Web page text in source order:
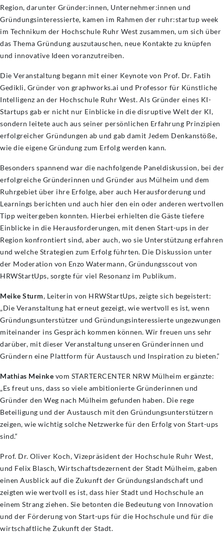
Region, darunter Gründer:innen, Unternehmer:innen und
Gründungsinteressierte, kamen im Rahmen der ruhr:startup week
im Technikum der Hochschule Ruhr West zusammen, um sich über
das Thema Gründung auszutauschen, neue Kontakte zu knüpfen
und innovative Ideen voranzutreiben.
Die Veranstaltung begann mit einer Keynote von Prof. Dr. Fatih
Gedikli, Gründer von graphworks.ai und Professor für Künstliche
Intelligenz an der Hochschule Ruhr West. Als Gründer eines KI-
Startups gab er nicht nur Einblicke in die disruptive Welt der KI,
sondern leitete auch aus seiner persönlichen Erfahrung Prinzipien
erfolgreicher Gründungen ab und gab damit Jedem Denkanstöße,
wie die eigene Gründung zum Erfolg werden kann.
Besonders spannend war die nachfolgende Paneldiskussion, bei der
erfolgreiche Gründerinnen und Gründer aus Mülheim und dem
Ruhrgebiet über ihre Erfolge, aber auch Herausforderung und
Learnings berichten und auch hier den ein oder anderen wertvollen
Tipp weitergeben konnten. Hierbei erhielten die Gäste tiefere
Einblicke in die Herausforderungen, mit denen Start-ups in der
Region konfrontiert sind, aber auch, wo sie Unterstützung erfahren
und welche Strategien zum Erfolg führten. Die Diskussion unter
der Moderation von Enzo Watermann, Gründungsscout von
HRWStartUps, sorgte für viel Resonanz im Publikum.
Meike Sturm, Leiterin von HRWStartUps, zeigte sich begeistert:
„Die Veranstaltung hat erneut gezeigt, wie wertvoll es ist, wenn
Gründungsunterstützer und Gründungsinteressierte ungezwungen
miteinander ins Gespräch kommen können. Wir freuen uns sehr
darüber, mit dieser Veranstaltung unseren Gründerinnen und
Gründern eine Plattform für Austausch und Inspiration zu bieten.“
Mathias Meinke vom STARTERCENTER NRW Mülheim ergänzte:
„Es freut uns, dass so viele ambitionierte Gründerinnen und
Gründer den Weg nach Mülheim gefunden haben. Die rege
Beteiligung und der Austausch mit den Gründungsunterstützern
zeigen, wie wichtig solche Netzwerke für den Erfolg von Start-ups
sind.“
Prof. Dr. Oliver Koch, Vizepräsident der Hochschule Ruhr West,
und Felix Blasch, Wirtschaftsdezernent der Stadt Mülheim, gaben
einen Ausblick auf die Zukunft der Gründungslandschaft und
zeigten wie wertvoll es ist, dass hier Stadt und Hochschule an
einem Strang ziehen. Sie betonten die Bedeutung von Innovation
und der Förderung von Start-ups für die Hochschule und für die
wirtschaftliche Zukunft der Stadt.